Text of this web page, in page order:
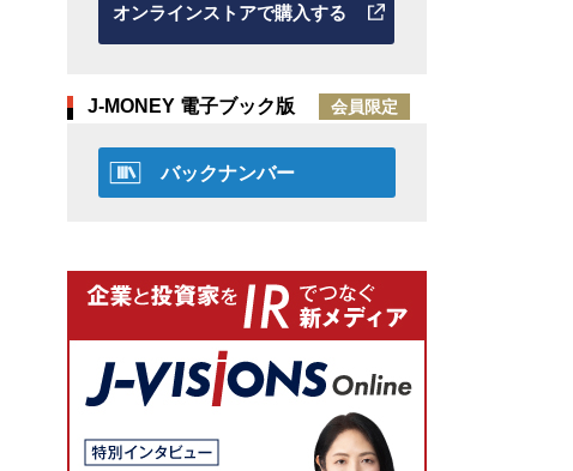
オンラインストアで購入する
J-MONEY 電子ブック版 会員限定
バックナンバー